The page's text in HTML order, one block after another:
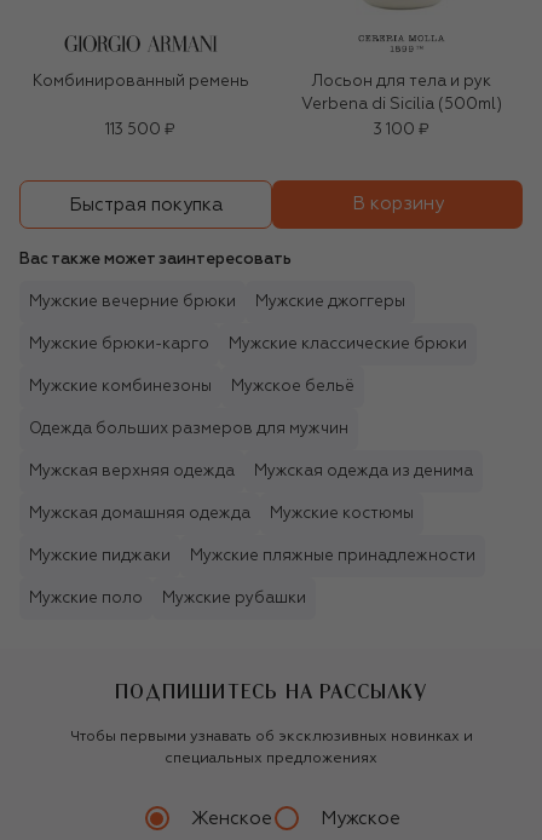
Комбинированный ремень
113 500 ₽
Лосьон для тела и рук
Verbena di Sicilia (500ml)
3 100 ₽
Быстрая покупка В корзину
Вас также может заинтересовать
Мужские вечерние брюки Мужские джоггеры
Мужские брюки-карго Мужские классические брюки
Мужские комбинезоны Мужское бельё
Одежда больших размеров для мужчин
Мужская верхняя одежда Мужская одежда из денима
Мужская домашняя одежда Мужские костюмы
Мужские пиджаки Мужские пляжные принадлежности
Мужские поло Мужские рубашки
ПОДПИШИТЕСЬ НА РАССЫЛКУ
Чтобы первыми узнавать об эксклюзивных новинках и
специальных предложениях
Женское Мужское